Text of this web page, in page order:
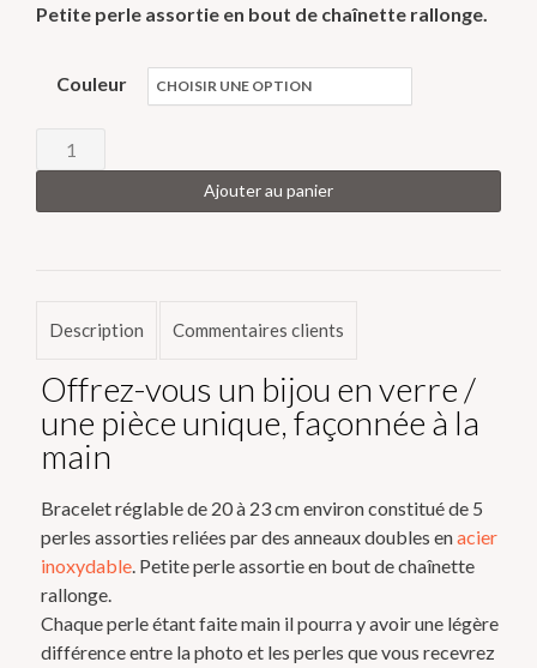
Petite perle assortie en bout de chaînette rallonge.
Couleur
quantité
de
Bracelet
Ajouter au panier
Description Commentaires clients
Offrez-vous un bijou en verre /
une pièce unique, façonnée à la
main
Bracelet réglable de 20 à 23 cm environ constitué de 5
perles assorties reliées par des anneaux doubles enacier
inoxydable. Petite perle assortie en bout de chaînette
rallonge.
Chaque perle étant faite main il pourra y avoir une légère
différence entre la photo et les perles que vous recevrez